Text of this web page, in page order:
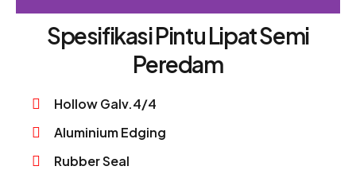
Spesifikasi Pintu Lipat Semi
Peredam
Hollow Galv.4/4
Aluminium Edging
Rubber Seal